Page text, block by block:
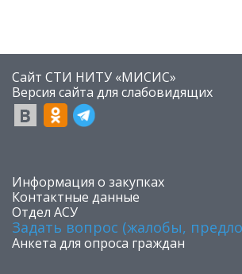
Сайт СТИ НИТУ «МИСИС»
​Версия сайта для слабовидящих
​Информация о закупках
Контактные данные
Отдел АСУ
Задать вопрос (жалобы,
Анкета для опроса граждан